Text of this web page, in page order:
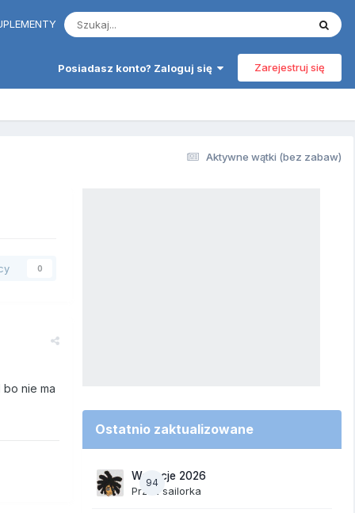
Posiadasz konto? Zaloguj się Zarejestruj się
Aktywne wątki (bez zabaw)
0
nie ma
Ostatnio zaktualizowane
94
Wakacje 2026
Przez sailorka